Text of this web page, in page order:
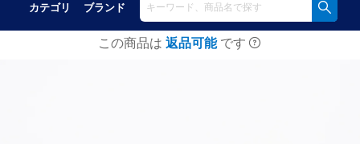
カテゴリ ブランド
この商品は 返品可能 です